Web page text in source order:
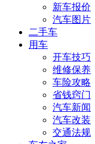
新车报价
汽车图片
二手车
用车
开车技巧
维修保养
车险攻略
省钱窍门
汽车新闻
汽车改装
交通法规